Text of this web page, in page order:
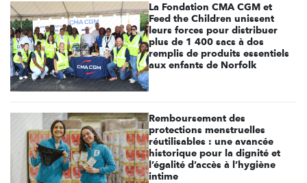
La Fondation CMA CGM et
Feed the Children unissent
leurs forces pour distribuer
plus de 1 400 sacs à dos
remplis de produits essentiels
aux enfants de Norfolk
Remboursement des
protections menstruelles
réutilisables : une avancée
historique pour la dignité et
l’égalité d’accès à l’hygiène
intime